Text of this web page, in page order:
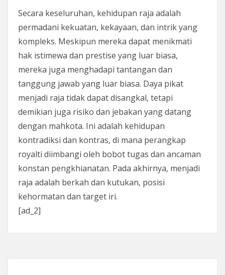
Secara keseluruhan, kehidupan raja adalah
permadani kekuatan, kekayaan, dan intrik yang
kompleks. Meskipun mereka dapat menikmati
hak istimewa dan prestise yang luar biasa,
mereka juga menghadapi tantangan dan
tanggung jawab yang luar biasa. Daya pikat
menjadi raja tidak dapat disangkal, tetapi
demikian juga risiko dan jebakan yang datang
dengan mahkota. Ini adalah kehidupan
kontradiksi dan kontras, di mana perangkap
royalti diimbangi oleh bobot tugas dan ancaman
konstan pengkhianatan. Pada akhirnya, menjadi
raja adalah berkah dan kutukan, posisi
kehormatan dan target iri.
[ad_2]